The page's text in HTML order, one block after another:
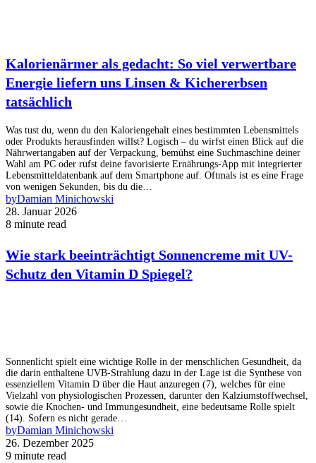
Kalorienärmer als gedacht: So viel verwertbare
Energie liefern uns Linsen & Kichererbsen
tatsächlich
Was tust du, wenn du den Kaloriengehalt eines bestimmten Lebensmittels
oder Produkts herausfinden willst? Logisch – du wirfst einen Blick auf die
Nährwertangaben auf der Verpackung, bemühst eine Suchmaschine deiner
Wahl am PC oder rufst deine favorisierte Ernährungs-App mit integrierter
Lebensmitteldatenbank auf dem Smartphone auf. Oftmals ist es eine Frage
von wenigen Sekunden, bis du die…
byDamian Minichowski
28. Januar 2026
8 minute read
Wie stark beeinträchtigt Sonnencreme mit UV-
Schutz den Vitamin D Spiegel?
Sonnenlicht spielt eine wichtige Rolle in der menschlichen Gesundheit, da
die darin enthaltene UVB-Strahlung dazu in der Lage ist die Synthese von
essenziellem Vitamin D über die Haut anzuregen (7), welches für eine
Vielzahl von physiologischen Prozessen, darunter den Kalziumstoffwechsel,
sowie die Knochen- und Immungesundheit, eine bedeutsame Rolle spielt
(14). Sofern es nicht gerade…
byDamian Minichowski
26. Dezember 2025
9 minute read